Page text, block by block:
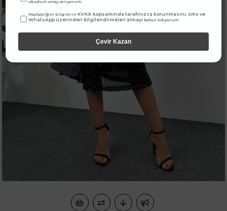
okudum onay veriyorum.
Paylaştığım bilgilerinKVKK kapsamında tarafınızca korunmasını, sms ve
WhatsApp üzerinden bilgilendirmeleri almayı kabul ediyorum.
Çevir Kazan